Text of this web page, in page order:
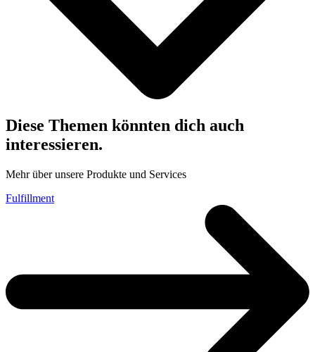
Diese Themen könnten dich auch
interessieren.
Mehr über unsere Produkte und Services
Fulfillment